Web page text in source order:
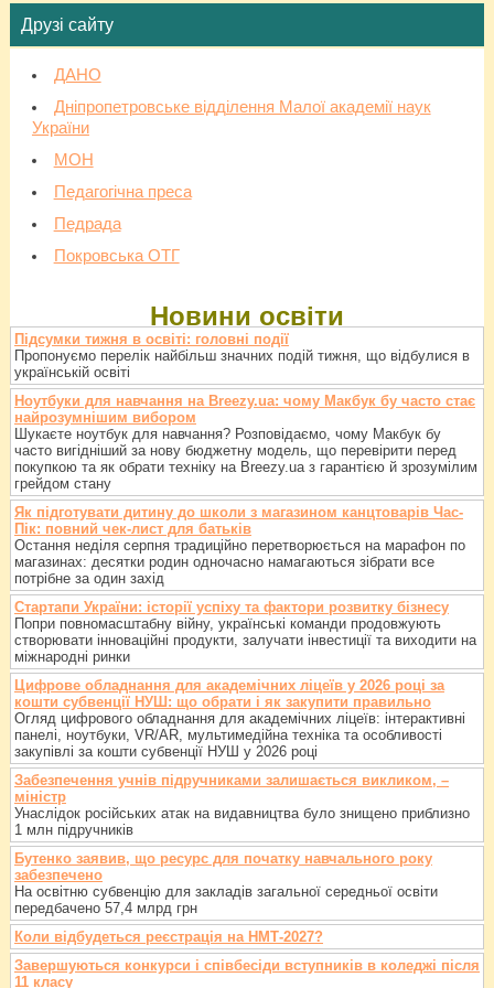
Друзі сайту
ДАНО
Дніпропетровське відділення Малої академії наук
України
МОН
Педагогічна преса
Педрада
Покровська ОТГ
Новини освіти
Підсумки тижня в освіті: головні події
Пропонуємо перелік найбільш значних подій тижня, що відбулися в
українській освіті
Ноутбуки для навчання на Breezy.ua: чому Макбук бу часто стає
найрозумнішим вибором
Шукаєте ноутбук для навчання? Розповідаємо, чому Макбук бу
часто вигідніший за нову бюджетну модель, що перевірити перед
покупкою та як обрати техніку на Breezy.ua з гарантією й зрозумілим
грейдом стану
Як підготувати дитину до школи з магазином канцтоварів Час-
Пік: повний чек-лист для батьків
Остання неділя серпня традиційно перетворюється на марафон по
магазинах: десятки родин одночасно намагаються зібрати все
потрібне за один захід
Стартапи України: історії успіху та фактори розвитку бізнесу
Попри повномасштабну війну, українські команди продовжують
створювати інноваційні продукти, залучати інвестиції та виходити на
міжнародні ринки
Цифрове обладнання для академічних ліцеїв у 2026 році за
кошти субвенції НУШ: що обрати і як закупити правильно
Огляд цифрового обладнання для академічних ліцеїв: інтерактивні
панелі, ноутбуки, VR/AR, мультимедійна техніка та особливості
закупівлі за кошти субвенції НУШ у 2026 році
Забезпечення учнів підручниками залишається викликом, –
міністр
Унаслідок російських атак на видавництва було знищено приблизно
1 млн підручників
Бутенко заявив, що ресурс для початку навчального року
забезпечено
На освітню субвенцію для закладів загальної середньої освіти
передбачено 57,4 млрд грн
Коли відбудеться реєстрація на НМТ-2027?
Завершуються конкурси і співбесіди вступників в коледжі після
11 класу